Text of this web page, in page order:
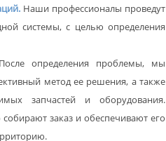
Наши профессионалы проведут
системы, с целью определения
После определения проблемы, мы
метод ее решения, а также
запчастей и оборудования.
заказ и обеспечивают его